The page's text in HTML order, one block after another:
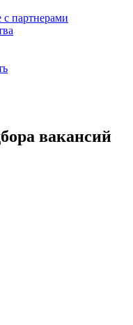
с партнерами
вакансий